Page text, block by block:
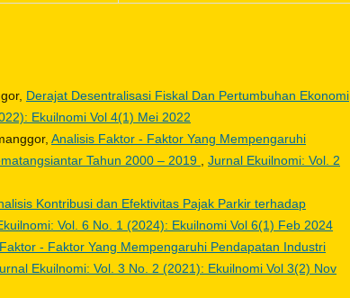
Derajat Desentralisasi Fiskal Dan Pertumbuhan Ekonomi
Ekuilnomi Vol 4(1) Mei 2022
Analisis Faktor - Faktor Yang Mempengaruhi
Tahun 2000 – 2019
Jurnal Ekuilnomi: Vol. 2
Kontribusi dan Efektivitas Pajak Parkir terhadap
Vol. 6 No. 1 (2024): Ekuilnomi Vol 6(1) Feb 2024
Faktor - Faktor Yang Mempengaruhi Pendapatan Industri
Ekuilnomi: Vol. 3 No. 2 (2021): Ekuilnomi Vol 3(2) Nov